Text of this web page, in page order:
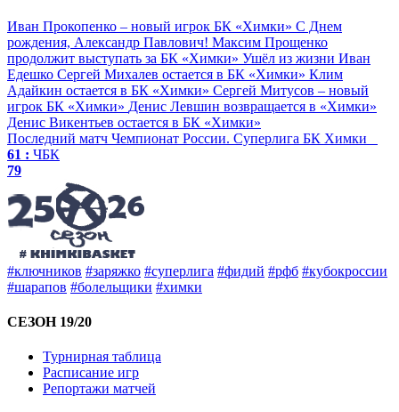
Иван Прокопенко – новый игрок БК «Химки» С Днем
рождения, Александр Павлович! Максим Прощенко
продолжит выступать за БК «Химки» Ушёл из жизни Иван
Едешко Сергей Михалев остается в БК «Химки» Клим
Адайкин остается в БК «Химки» Сергей Митусов – новый
игрок БК «Химки» Денис Левшин возвращается в «Химки»
Денис Викентьев остается в БК «Химки»
Последний матч Чемпионат России. Суперлига БК Химки
61 : ЧБК
79
#ключников #заряжко #суперлига #фидий #рфб #кубокроссии
#шарапов #болельщики #химки
СЕЗОН 19/20
Турнирная таблица
Расписание игр
Репортажи матчей